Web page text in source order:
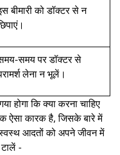
बीमारी को डॉक्टर से न
समय पर डॉक्टर से
लेना न भूलें।
कि क्या करना चाहिए
ऐसा कारक है, जिसके बारे में
स्वस्थ आदतों को अपने जीवन में
-